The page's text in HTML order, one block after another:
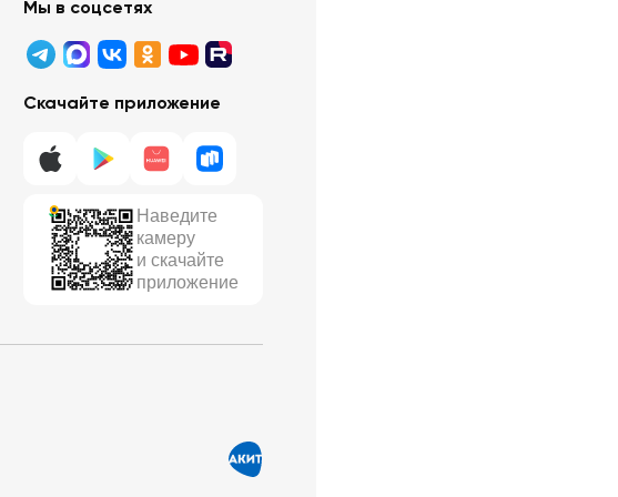
Мы в соцсетях
Скачайте приложение
Наведите
камеру
и скачайте
приложение